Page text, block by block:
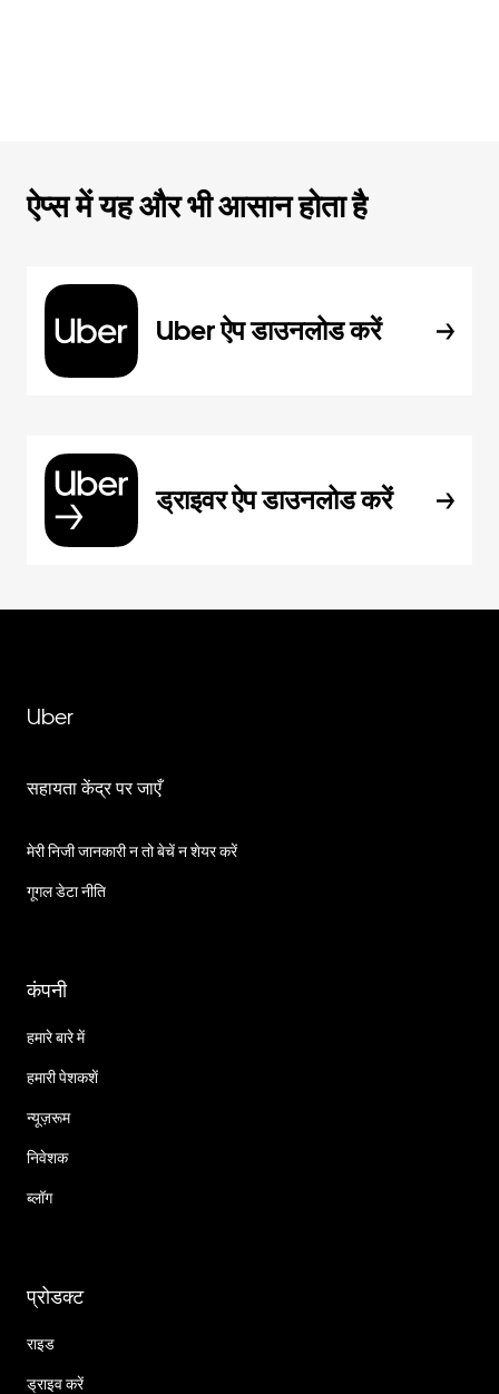
ऐप्स में यह और भी आसान होता है
Uber ऐप डाउनलोड करें
ड्राइवर ऐप डाउनलोड करें
Uber
सहायता केंद्र पर जाएँ
मेरी निजी जानकारी न तो बेचें न शेयर करें
गूगल डेटा नीति
कंपनी
हमारे बारे में
हमारी पेशकशें
न्यूज़रूम
निवेशक
ब्लॉग
प्रोडक्ट
राइड
ड्राइव करें